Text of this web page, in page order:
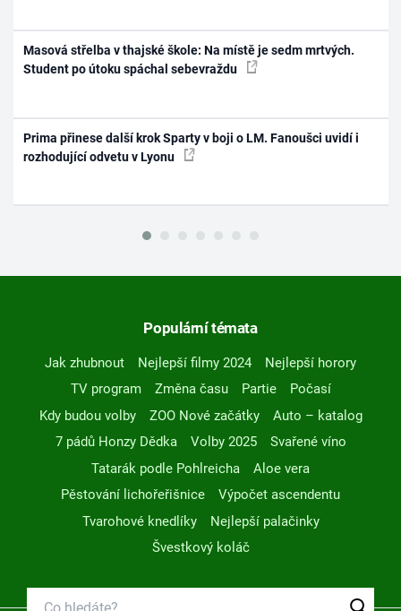
Masová střelba v thajské škole: Na místě je sedm mrtvých.
Student po útoku spáchal sebevraždu
Prima přinese další krok Sparty v boji o LM. Fanoušci uvidí i
rozhodující odvetu v Lyonu
Populární témata
Jak zhubnout Nejlepší filmy 2024
Nejlepší horory
TV program
Změna času Partie
Počasí
Kdy budou volby
ZOO Nové začátky
Auto – katalog
7 pádů Honzy Dědka
Volby 2025
Svařené víno
Tatarák podle Pohlreicha
Aloe vera
Pěstování lichořeřišnice
Výpočet ascendentu
Tvarohové knedlíky
Nejlepší palačinky
Švestkový koláč